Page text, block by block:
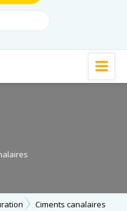
Ciments canalaires